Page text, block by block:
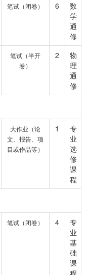
笔试（闭卷） 6
数
学
通
修
笔试（半开
卷）
2
物
理
通
修
大作业（论
文、报告、项
目或作品等）
1
专
业
选
修
课
程
笔试（闭卷） 4
专
业
基
础
课
程